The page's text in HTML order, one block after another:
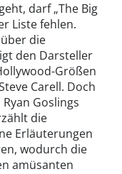
darf „The Big
Liste fehlen.
die
den Darsteller
Größen
Carell. Doch
Goslings
die
Erläuterungen
wodurch die
amüsanten